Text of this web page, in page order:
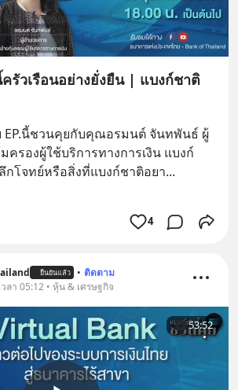
รัวเรือนอย่างยั่งยืน | แบงก์ชาติ
EP.นี้ชวนคุยกับคุณอรมนต์ จันทพันธ์ ผู้
ครองผู้ใช้บริการทางการเงิน แบงก์
กโจทย์หรือสิ่งที่แบงก์ชาติอยา...
4
ยืนยันแล้ว • ติดตาม
ลา 05:12 • หุ้น & เศรษฐกิจ
53:52